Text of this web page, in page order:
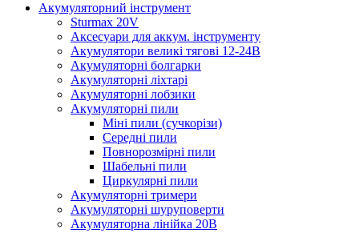
Акумуляторний інструмент
Sturmax 20V
Аксесуари для аккум. інструменту
Акумулятори великі тягові 12-24В
Акумуляторні болгарки
Акумуляторні ліхтарі
Акумуляторні лобзики
Акумуляторні пили
Міні пили (сучкорізи)
Середні пили
Повнорозмірні пили
Шабельні пили
Циркулярні пили
Акумуляторні тримери
Акумуляторні шуруповерти
Акумуляторна лінійка 20В